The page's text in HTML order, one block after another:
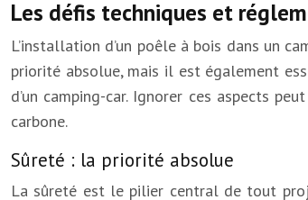
Les défis techniques et
L’installation d’un poêle à bois dans un
priorité absolue, mais il est également
d’un camping-car. Ignorer ces aspects
carbone.
Sûreté : la priorité absolue
La sûreté est le pilier central de tout